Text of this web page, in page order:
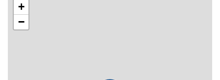
+
−